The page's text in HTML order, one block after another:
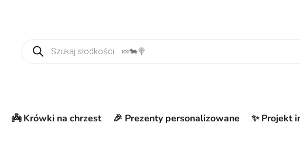
👼 Krówki na chrzest 🎉 Prezenty personalizowane ✨ Projekt